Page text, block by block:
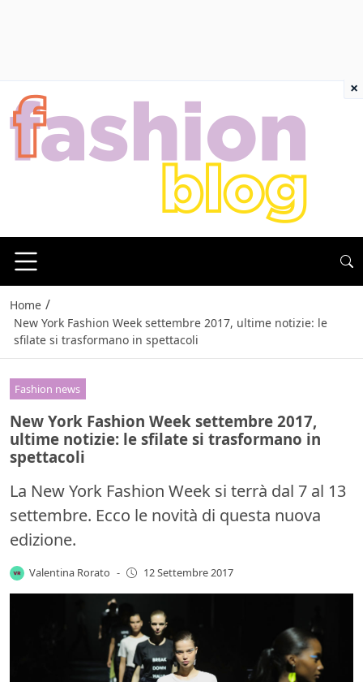
Home /
New York Fashion Week settembre 2017, ultime notizie: le
sfilate si trasformano in spettacoli
Fashion news
New York Fashion Week settembre 2017,
ultime notizie: le sfilate si trasformano in
spettacoli
La New York Fashion Week si terrà dal 7 al 13
settembre. Ecco le novità di questa nuova
edizione.
Valentina Rorato - 12 Settembre 2017
×